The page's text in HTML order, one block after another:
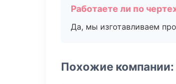
Работаете ли по
Да, мы изготавливаем
Похожие